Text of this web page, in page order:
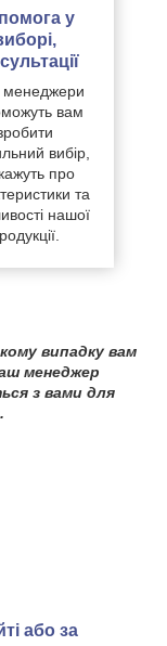
у
менеджери
вам
вибір,
про
та
нашої
випадку вам
менеджер
з вами для
або за